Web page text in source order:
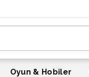
Oyun & Hobiler